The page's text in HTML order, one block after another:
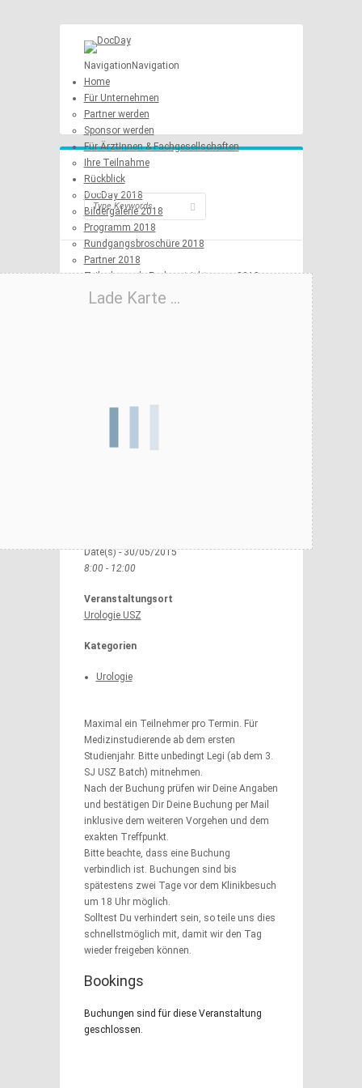
Navigation Navigation
Home
Für Unternehmen
Partner werden
Sponsor werden
Für ÄrztInnen & Fachgesellschaften
Ihre Teilnahme
Rückblick
DocDay 2018
Bildergalerie 2018
Programm 2018
Rundgangsbroschüre 2018
Partner 2018
Teilnehmende Facharztrichtungen 2018
Weitere Fachgesellschaften und Vereine
Weitere Aussteller 2014
Lade Karte ...
Date(s) - 30/05/2015
8:00 - 12:00
Veranstaltungsort
Urologie USZ
Kategorien
Urologie
Maximal ein Teilnehmer pro Termin. Für
Medizinstudierende ab dem ersten
Studienjahr. Bitte unbedingt Legi (ab dem 3.
SJ USZ Batch) mitnehmen.
Nach der Buchung prüfen wir Deine Angaben
und bestätigen Dir Deine Buchung per Mail
inklusive dem weiteren Vorgehen und dem
exakten Treffpunkt.
Bitte beachte, dass eine Buchung
verbindlich ist. Buchungen sind bis
spätestens zwei Tage vor dem Klinikbesuch
um 18 Uhr möglich.
Solltest Du verhindert sein, so teile uns dies
schnellstmöglich mit, damit wir den Tag
wieder freigeben können.
Bookings
Buchungen sind für diese Veranstaltung
geschlossen.